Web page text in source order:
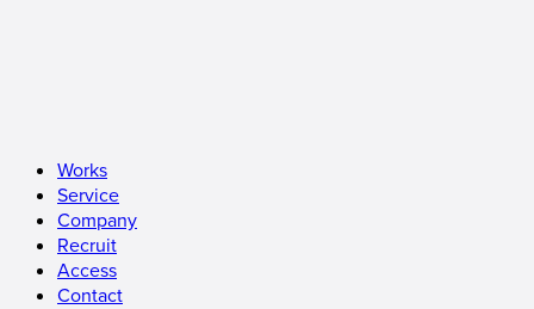
Works
Service
Company
Recruit
Access
Contact